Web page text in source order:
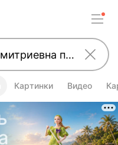
Картинки Видео